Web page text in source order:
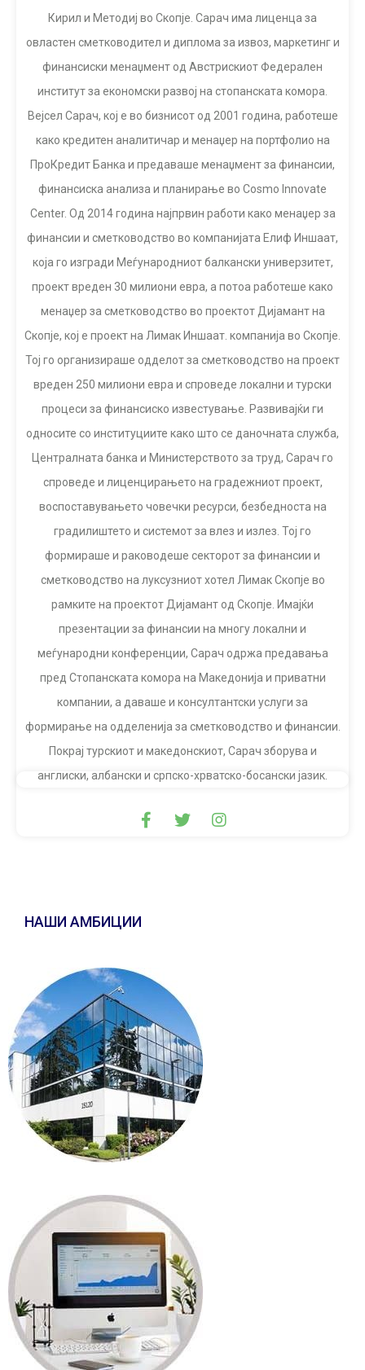
Кирил и Методиј во Скопје. Сарач има лиценца за
овластен сметководител и диплома за извоз, маркетинг и
финансиски менаџмент од Австрискиот Федерален
институт за економски развој на стопанската комора.
Вејсел Сарач, кој е во бизнисот од 2001 година, работеше
како кредитен аналитичар и менаџер на портфолио на
ПроКредит Банка и предаваше менаџмент за финансии,
финансиска анализа и планирање во Cosmo Innovate
Center. Од 2014 година најпрвин работи како менаџер за
финансии и сметководство во компанијата Елиф Иншаат,
која го изгради Меѓународниот балкански универзитет,
проект вреден 30 милиони евра, а потоа работеше како
менаџер за сметководство во проектот Дијамант на
Скопје, кој е проект на Лимак Иншаат. компанија во Скопје.
Тој го организираше одделот за сметководство на проект
вреден 250 милиони евра и спроведе локални и турски
процеси за финансиско известување. Развивајќи ги
односите со институциите како што се даночната служба,
Централната банка и Министерството за труд, Сарач го
спроведе и лиценцирањето на градежниот проект,
воспоставувањето човечки ресурси, безбедноста на
градилиштето и системот за влез и излез. Тој го
формираше и раководеше секторот за финансии и
сметководство на луксузниот хотел Лимак Скопје во
рамките на проектот Дијамант од Скопје. Имајќи
презентации за финансии на многу локални и
меѓународни конференции, Сарач одржа предавања
пред Стопанската комора на Македонија и приватни
компании, а даваше и консултантски услуги за
формирање на одделенија за сметководство и финансии.
Покрај турскиот и македонскиот, Сарач зборува и
англиски, албански и српско-хрватско-босански јазик.
НАШИ АМБИЦИИ